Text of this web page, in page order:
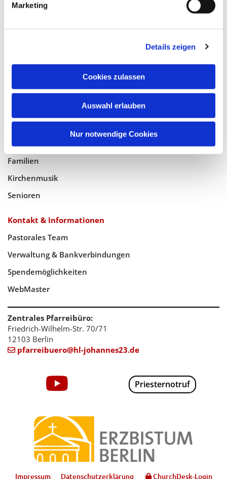
Marketing
Details zeigen
Cookies zulassen
Auswahl erlauben
Nur notwendige Cookies
Glaube
Bistumswallfahrt
Taufe, Kommunion & Trauung
Pfarreileben
Jugend
Familien
Kirchenmusik
Senioren
Kontakt & Informationen
Pastorales Team
Verwaltung & Bankverbindungen
Spendemöglichkeiten
WebMaster
Zentrales Pfarreibüro:
Friedrich-Wilhelm-Str. 70/71
12103 Berlin
 pfarreibuero@hl-johannes23.de
Priesternotruf
Impressum Datenschutzerklärung ChurchDesk-Login